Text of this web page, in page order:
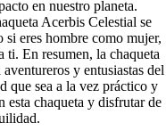
en nuestro planeta.
Acerbis Celestial se
si eres hombre como mujer,
ti. En resumen, la chaqueta
y entusiastas del
que sea a la vez práctico y
esta chaqueta y disfrutar de